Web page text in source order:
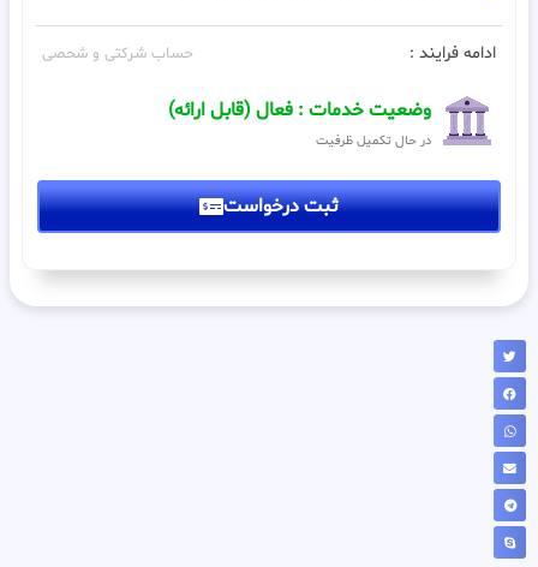
ادامه فرایند : حساب شرکتی و شحصی
وضعیت خدمات : فعال (قابل ارائه)
در حال تکمیل ظرفیت
ثبت درخواست